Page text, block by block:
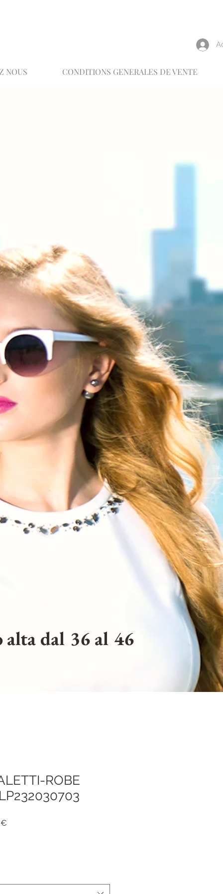
NOUS CONDITIONS GENERALES DE VENTE
alta dal 36 al 46
ROBE
€